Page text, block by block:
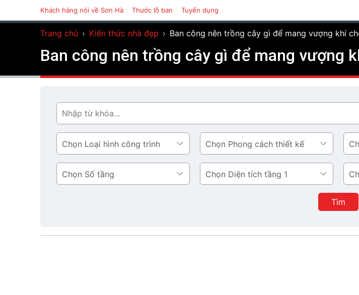
Khách hàng nói về Sơn Hà Thước lỗ ban Tuyển dụng
Trang chủ › Kiến thức nhà đẹp › Ban công nên trồng cây gì để mang vượng khí
Ban công nên trồng cây gì để mang vượng
Tìm
Loại
hình
công
trình
Phong
cách
thiết
kế
Chiều
rộng
mặt
tiền
Số
tầng
Diện
tích
Tỉnh
/
phố
Tìm